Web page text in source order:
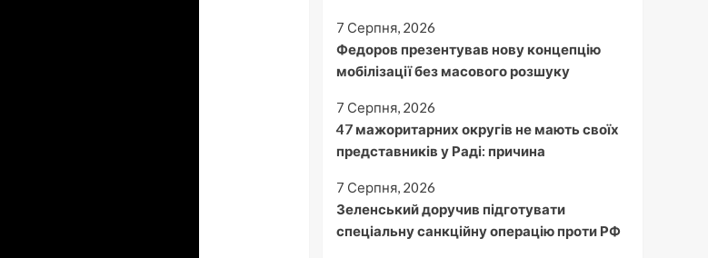
7 Серпня, 2026
Федоров презентував нову концепцію
мобілізації без масового розшуку
7 Серпня, 2026
47 мажоритарних округів не мають своїх
представників у Раді: причина
7 Серпня, 2026
Зеленський доручив підготувати
спеціальну санкційну операцію проти РФ